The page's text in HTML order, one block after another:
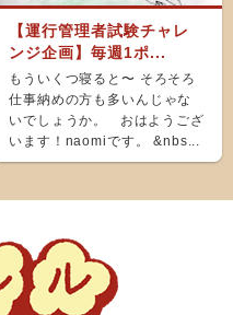
【運行管理者試験チャレ
ンジ企画】毎週1ポ...
もういくつ寝ると〜 そろそろ
仕事納めの方も多いんじゃな
いでしょうか。 おはようござ
います！naomiです。 &nbs...